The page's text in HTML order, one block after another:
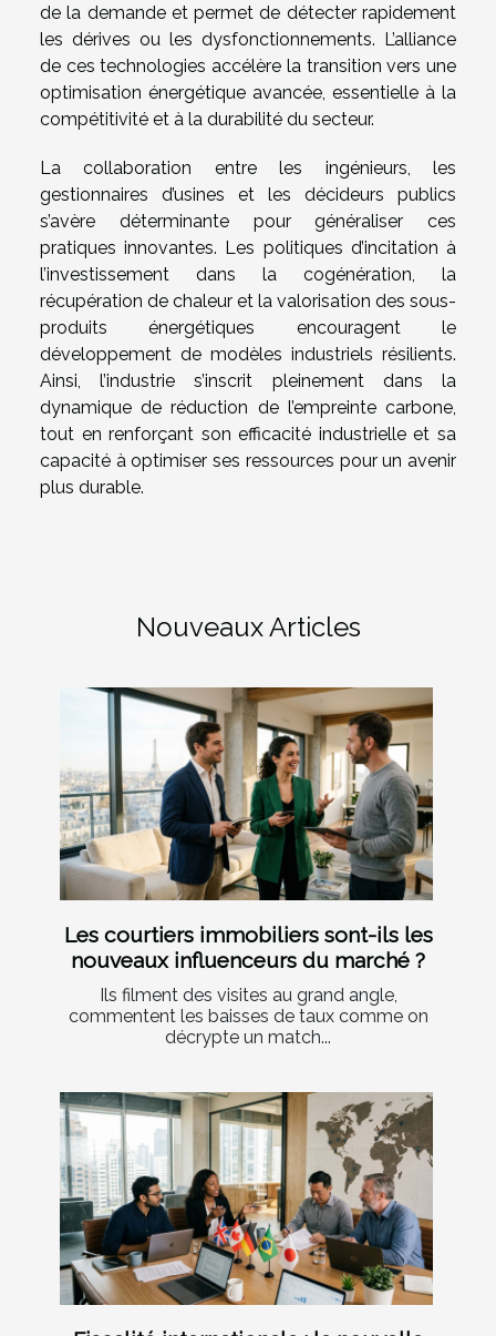
de la demande et permet de détecter rapidement
les dérives ou les dysfonctionnements. L’alliance
de ces technologies accélère la transition vers une
optimisation énergétique avancée, essentielle à la
compétitivité et à la durabilité du secteur.
La collaboration entre les ingénieurs, les
gestionnaires d’usines et les décideurs publics
s’avère déterminante pour généraliser ces
pratiques innovantes. Les politiques d’incitation à
l’investissement dans la cogénération, la
récupération de chaleur et la valorisation des sous-
produits énergétiques encouragent le
développement de modèles industriels résilients.
Ainsi, l’industrie s’inscrit pleinement dans la
dynamique de réduction de l’empreinte carbone,
tout en renforçant son efficacité industrielle et sa
capacité à optimiser ses ressources pour un avenir
plus durable.
Nouveaux Articles
Les courtiers immobiliers sont-ils les
nouveaux influenceurs du marché ?
Ils filment des visites au grand angle,
commentent les baisses de taux comme on
décrypte un match...